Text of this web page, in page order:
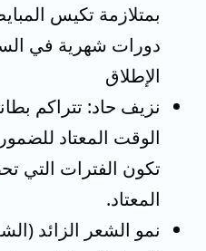
بمتلازمة تكيس
دورات شهرية في
الإطلاق
نزيف حاد: تتراكم
الوقت المعتاد
تكون الفترات التي
المعتاد.